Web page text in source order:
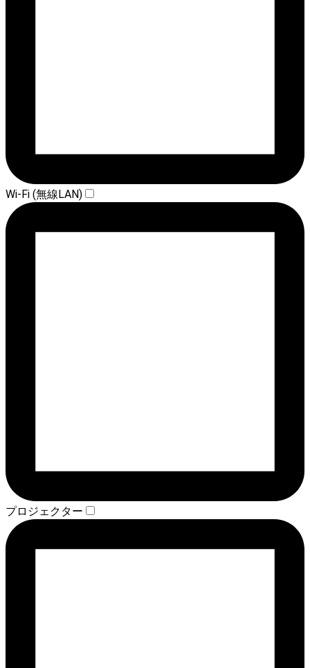
Wi-Fi (無線LAN)
プロジェクター